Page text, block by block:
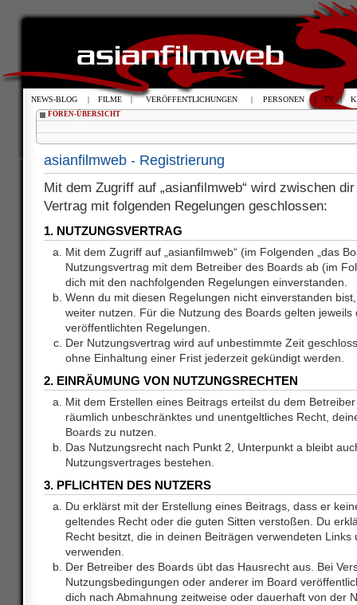
FOREN-ÜBERSICHT
asianfilmweb - Registrierung
Mit dem Zugriff auf „asianfilmweb“ wird zwischen
Vertrag mit folgenden Regelungen geschlossen:
1. NUTZUNGSVERTRAG
Mit dem Zugriff auf „asianfilmweb“ (im Folgenden „das
Nutzungsvertrag mit dem Betreiber des Boards ab (im
dich mit den nachfolgenden Regelungen einverstanden.
Wenn du mit diesen Regelungen nicht einverstanden
weiter nutzen. Für die Nutzung des Boards gelten jeweils
veröffentlichten Regelungen.
Der Nutzungsvertrag wird auf unbestimmte Zeit
ohne Einhaltung einer Frist jederzeit gekündigt werden.
2. EINRÄUMUNG VON NUTZUNGSRECHTEN
Mit dem Erstellen eines Beitrags erteilst du dem
räumlich unbeschränktes und unentgeltliches Recht,
Boards zu nutzen.
Das Nutzungsrecht nach Punkt 2, Unterpunkt a bleibt
Nutzungsvertrages bestehen.
3. PFLICHTEN DES NUTZERS
Du erklärst mit der Erstellung eines Beitrags, dass er
geltendes Recht oder die guten Sitten verstoßen. Du
Recht besitzt, die in deinen Beiträgen verwendeten Links
verwenden.
Der Betreiber des Boards übt das Hausrecht aus. Bei
Nutzungsbedingungen oder anderer im Board
dich nach Abmahnung zeitweise oder dauerhaft von der
NEWS-BLOG | FILME | VERÖFFENTLICHUNGEN | PERSONEN | TV |